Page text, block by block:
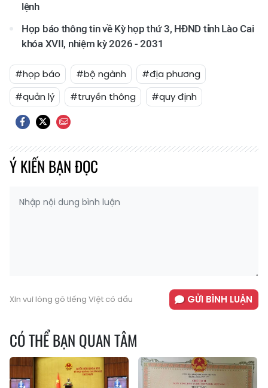
lệnh
Họp báo thông tin về Kỳ họp thứ 3, HĐND tỉnh Lào Cai
khóa XVII, nhiệm kỳ 2026 - 2031
#họp báo #bộ ngành
#địa phương
#quản lý
#truyền thông #quy định
Ý KIẾN BẠN ĐỌC
Xin vui lòng gõ tiếng Việt có dấu GỬI BÌNH LUẬN
CÓ THỂ BẠN QUAN TÂM